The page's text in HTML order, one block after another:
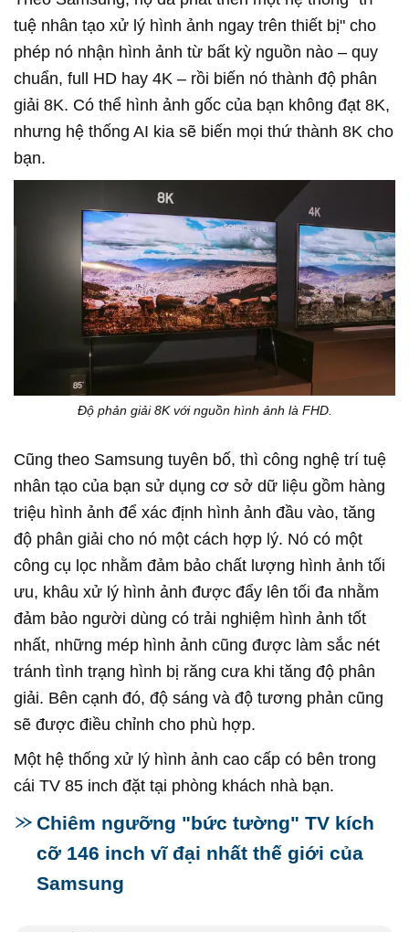
tuệ nhân tạo xử lý hình ảnh ngay trên thiết bị" cho
phép nó nhận hình ảnh từ bất kỳ nguồn nào – quy
chuẩn, full HD hay 4K – rồi biến nó thành độ phân
giải 8K. Có thể hình ảnh gốc của bạn không đạt 8K,
nhưng hệ thống AI kia sẽ biến mọi thứ thành 8K cho
bạn.
Độ phản giải 8K với nguồn hình ảnh là FHD.
Cũng theo Samsung tuyên bố, thì công nghệ trí tuệ
nhân tạo của bạn sử dụng cơ sở dữ liệu gồm hàng
triệu hình ảnh để xác định hình ảnh đầu vào, tăng
độ phân giải cho nó một cách hợp lý. Nó có một
công cụ lọc nhằm đảm bảo chất lượng hình ảnh tối
ưu, khâu xử lý hình ảnh được đẩy lên tối đa nhằm
đảm bảo người dùng có trải nghiệm hình ảnh tốt
nhất, những mép hình ảnh cũng được làm sắc nét
tránh tình trạng hình bị răng cưa khi tăng độ phân
giải. Bên cạnh đó, độ sáng và độ tương phản cũng
sẽ được điều chỉnh cho phù hợp.
Một hệ thống xử lý hình ảnh cao cấp có bên trong
cái TV 85 inch đặt tại phòng khách nhà bạn.
Chiêm ngưỡng "bức tường" TV kích
cỡ 146 inch vĩ đại nhất thế giới của
Samsung